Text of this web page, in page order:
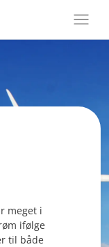
menu
meget i
ifølge
til både